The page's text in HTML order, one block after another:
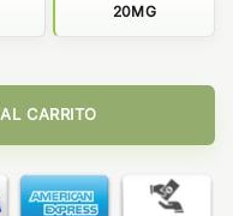
20MG
CARRITO